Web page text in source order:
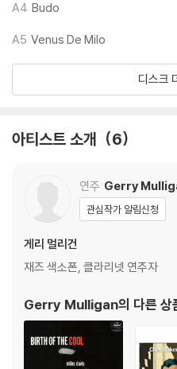
재생이 불안정한 경우 스태빌라이저
2) 재생 음역의 왜곡을 최소화 하고
지되도록 디스크 센터 홀 구경이 작
블 스핀들에 맞지 않는 경우에는 전
가 있으며, 이는 상품의 불량이 아닙
아래에 해당하는 경우는 불량이 아
1) 컬러 디스크는 웹 이미지와 실제
2) 컬러 디스크의 특성상 제작 공정
3) 컬러 디스크는 제작 과정에서 다
등이 발생할 수 있습니다.
A4 Budo
A5 Venus De Milo
디스크
아티스트 소개 6
연주 Gerry
관심작가 알림신청
게리 멀리건
재즈 색소폰, 클라리넷 연주자
Gerry Mulligan의 다른 상